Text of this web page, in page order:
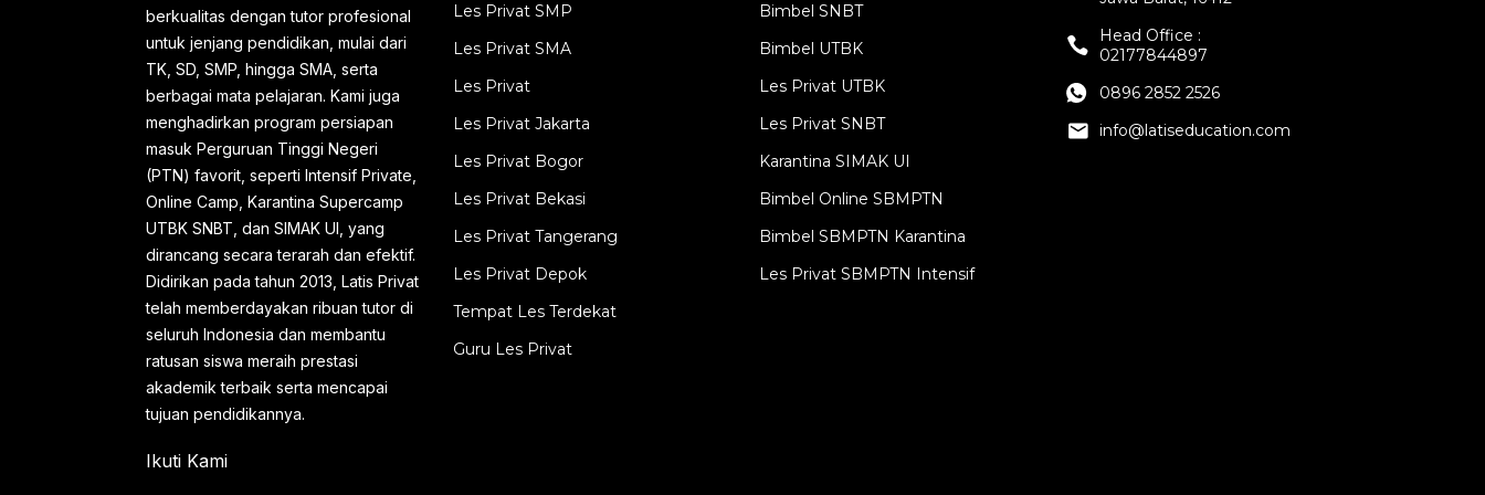
Kemerdekaan 17 Agustus 1945.
Bendera asli tersebut dikenal sebagai
Bendera Pusaka Sang Saka Merah
Putih dan kini disimpan sebagai benda
bersejarah. Di balik Bendera Pusaka
terdapat perjalanan panjang yang
melibatkan sejumlah tokoh penting.
Salah satunya adalah Fatmawati , is...
sehingga materi yang diberikan
menjadi lebih fokus dan mudah
dipahami. Pendekatan ini membantu
hanya diperuntukkan bagi siswa yang
mengalami penurunan nilai, jasa les
privat juga banyak dipilih ...
berkualitas dengan tutor profesional
untuk jenjang pendidikan, mulai dari
TK, SD, SMP, hingga SMA, serta
berbagai mata pelajaran. Kami juga
menghadirkan program persiapan
masuk Perguruan Tinggi Negeri
(PTN) favorit, seperti Intensif Private,
Online Camp, Karantina Supercamp
UTBK SNBT, dan SIMAK UI, yang
dirancang secara terarah dan efektif.
Didirikan pada tahun 2013, Latis Privat
telah memberdayakan ribuan tutor di
seluruh Indonesia dan membantu
ratusan siswa meraih prestasi
akademik terbaik serta mencapai
tujuan pendidikannya.
Ikuti Kami
Les Privat SMP
Les Privat SMA
Les Privat
Les Privat Jakarta
Les Privat Bogor
Les Privat Bekasi
Les Privat Tangerang
Les Privat Depok
Tempat Les Terdekat
Guru Les Privat
Bimbel SNBT
Bimbel UTBK
Les Privat UTBK
Les Privat SNBT
Karantina SIMAK UI
Bimbel Online SBMPTN
Bimbel SBMPTN Karantina
Les Privat SBMPTN Intensif
Head Office :
02177844897
0896 2852 2526
info@latiseducation.com